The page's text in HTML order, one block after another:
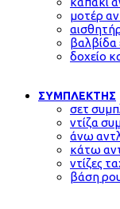
μοτέρ
βαλβίδα
δοχείο
ΣΥΜΠΛΕΚΤΗΣ
σετ
ντίζα
άνω
κάτω
ντίζες
βάση